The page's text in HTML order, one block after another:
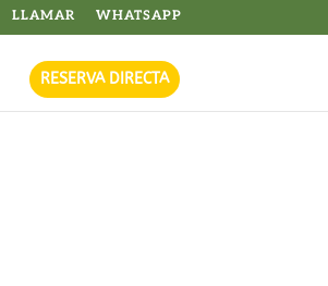
LLAMAR WHATSAPP
RESERVA DIRECTA